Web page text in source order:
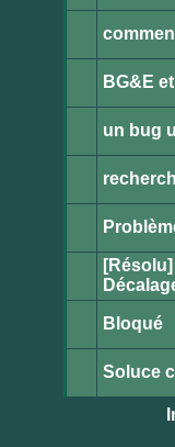
message
message
non
message
BG&E
message
un bug
message
non
message
Aucun
message
non
message
non
Bloqué
message
Soluce